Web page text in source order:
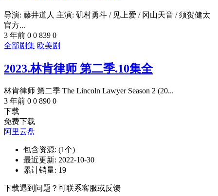
导演: 藤井道人 主演: 矶村勇斗 / 见上爱 / 冈山天音 / 须贺健太
官方...
3 年前 0 0 839 0
全部剧集 欧美剧
2023.林肯律师 第二季.10集全
林肯律师 第二季 The Lincoln Lawyer Season 2 (20...
3 年前 0 0 890 0
下载
免费下载
阿里云盘
包含资源: (1个)
最近更新: 2022-10-30
累计销量: 19
下载遇到问题？可联系客服或反馈